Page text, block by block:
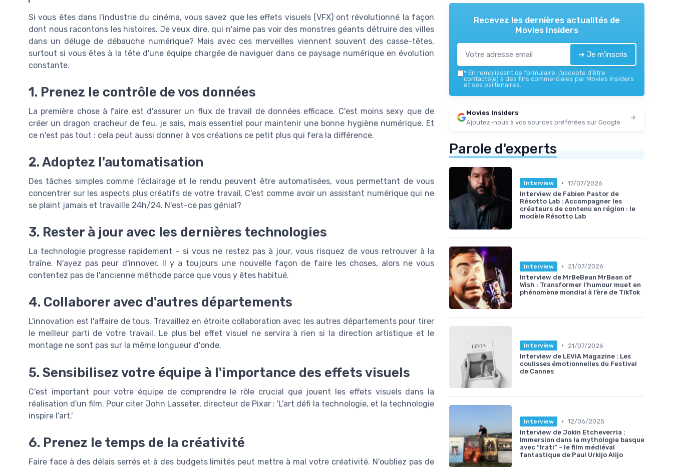
Si vous êtes dans l'industrie du cinéma, vous savez que les effets visuels (VFX) ont révolutionné la façon
dont nous racontons les histoires. Je veux dire, qui n'aime pas voir des monstres géants détruire des villes
dans un déluge de débauche numérique? Mais avec ces merveilles viennent souvent des casse-têtes,
surtout si vous êtes à la tête d'une équipe chargée de naviguer dans ce paysage numérique en évolution
constante.
1. Prenez le contrôle de vos données
La première chose à faire est d'assurer un flux de travail de données efficace. C'est moins sexy que de
créer un dragon cracheur de feu, je sais, mais essentiel pour maintenir une bonne hygiène numérique. Et
ce n'est pas tout : cela peut aussi donner à vos créations ce petit plus qui fera la différence.
2. Adoptez l'automatisation
Des tâches simples comme l'éclairage et le rendu peuvent être automatisées, vous permettant de vous
concentrer sur les aspects plus créatifs de votre travail. C'est comme avoir un assistant numérique qui ne
se plaint jamais et travaille 24h/24. N'est-ce pas génial?
3. Rester à jour avec les dernières technologies
La technologie progresse rapidement - si vous ne restez pas à jour, vous risquez de vous retrouver à la
traîne. N'ayez pas peur d'innover. Il y a toujours une nouvelle façon de faire les choses, alors ne vous
contentez pas de l'ancienne méthode parce que vous y êtes habitué.
4. Collaborer avec d'autres départements
L'innovation est l'affaire de tous. Travaillez en étroite collaboration avec les autres départements pour tirer
le meilleur parti de votre travail. Le plus bel effet visuel ne servira à rien si la direction artistique et le
montage ne sont pas sur la même longueur d'onde.
5. Sensibilisez votre équipe à l'importance des effets visuels
C'est important pour votre équipe de comprendre le rôle crucial que jouent les effets visuels dans la
réalisation d'un film. Pour citer John Lasseter, directeur de Pixar : 'L'art défi la technologie, et la technologie
inspire l'art.'
6. Prenez le temps de la créativité
Faire face à des délais serrés et à des budgets limités peut mettre à mal votre créativité. N'oubliez pas de
Recevez les dernières actualités de
Movies Insiders
➔ Je m'inscris
* En remplissant ce formulaire, j’accepte d’être
contacté(e) à des fins commerciales par Movies Insiders
et ses partenaires.
Movies Insiders
Ajoutez-nous à vos sources préférées sur Google
Parole d'experts
Interview • 17/07/2026
Interview de Fabien Pastor de
Résotto Lab : Accompagner les
créateurs de contenu en région : le
modèle Résotto Lab
Interview •
21/07/2026
Interview de MrBeBean MrBean of
Wish : Transformer l’humour muet en
phénomène mondial à l’ère de TikTok
Interview •
21/07/2026
Interview de LEVIA Magazine : Les
coulisses émotionnelles du Festival
de Cannes
Interview • 12/06/2025
Interview de Jokin Etcheverria :
Immersion dans la mythologie basque
avec “Irati” - le film médiéval
fantastique de Paul Urkijo Alijo